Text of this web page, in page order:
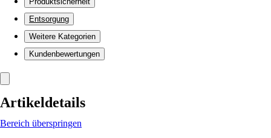
Entsorgung
Weitere Kategorien
Kundenbewertungen
Artikeldetails
Bereich überspringen